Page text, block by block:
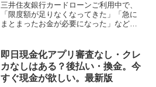
三井住友銀行カードローンご利用中で、
「限度額が足りなくなってきた」「急に
まとまったお金が必要になった」などの
増額申請後、審査に通過すれば可能で
す。しかし増額審査結果によ...
即日現金化アプリ審査なし・クレ
カなしはある？後払い・換金。今
すぐ現金が欲しい。最新版